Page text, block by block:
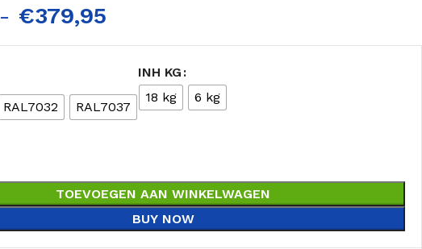
- €379,95
RAL7032 RAL7037
INH KG
18 kg
6 kg
TOEVOEGEN AAN WINKELWAGEN
BUY NOW